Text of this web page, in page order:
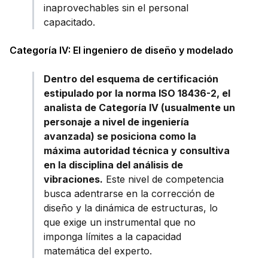
inaprovechables sin el personal
capacitado.
Categoría IV: El ingeniero de diseño y modelado
Dentro del esquema de certificación
estipulado por la norma ISO 18436-2, el
analista de Categoría IV (usualmente un
personaje a nivel de ingeniería
avanzada) se posiciona como la
máxima autoridad técnica y consultiva
en la disciplina del análisis de
vibraciones. Este nivel de competencia
busca adentrarse en la corrección de
diseño y la dinámica de estructuras, lo
que exige un instrumental que no
imponga límites a la capacidad
matemática del experto.